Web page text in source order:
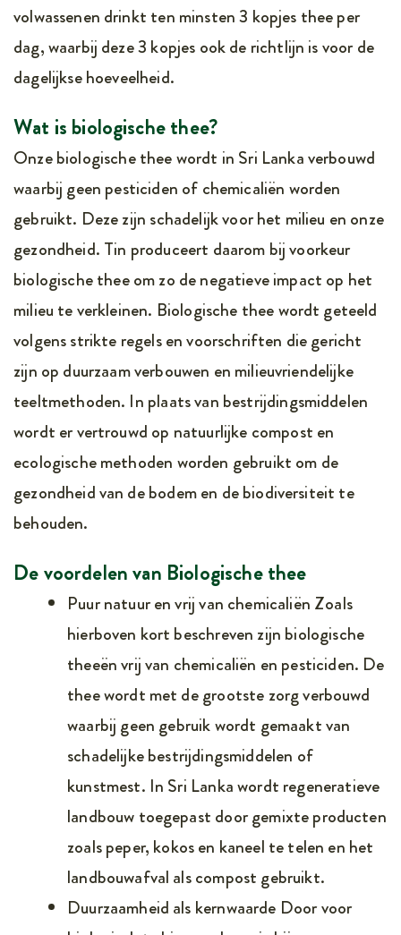
volwassenen drinkt ten minsten 3 kopjes thee per
dag, waarbij deze 3 kopjes ook de richtlijn is voor de
dagelijkse hoeveelheid.
Wat is biologische thee?
Onze biologische thee wordt in Sri Lanka verbouwd
waarbij geen pesticiden of chemicaliën worden
gebruikt. Deze zijn schadelijk voor het milieu en onze
gezondheid. Tin produceert daarom bij voorkeur
biologische thee om zo de negatieve impact op het
milieu te verkleinen. Biologische thee wordt geteeld
volgens strikte regels en voorschriften die gericht
zijn op duurzaam verbouwen en milieuvriendelijke
teeltmethoden. In plaats van bestrijdingsmiddelen
wordt er vertrouwd op natuurlijke compost en
ecologische methoden worden gebruikt om de
gezondheid van de bodem en de biodiversiteit te
behouden.
De voordelen van Biologische thee
Puur natuur en vrij van chemicaliën Zoals
hierboven kort beschreven zijn biologische
theeën vrij van chemicaliën en pesticiden. De
thee wordt met de grootste zorg verbouwd
waarbij geen gebruik wordt gemaakt van
schadelijke bestrijdingsmiddelen of
kunstmest. In Sri Lanka wordt regeneratieve
landbouw toegepast door gemixte producten
zoals peper, kokos en kaneel te telen en het
landbouwafval als compost gebruikt.
Duurzaamheid als kernwaarde Door voor